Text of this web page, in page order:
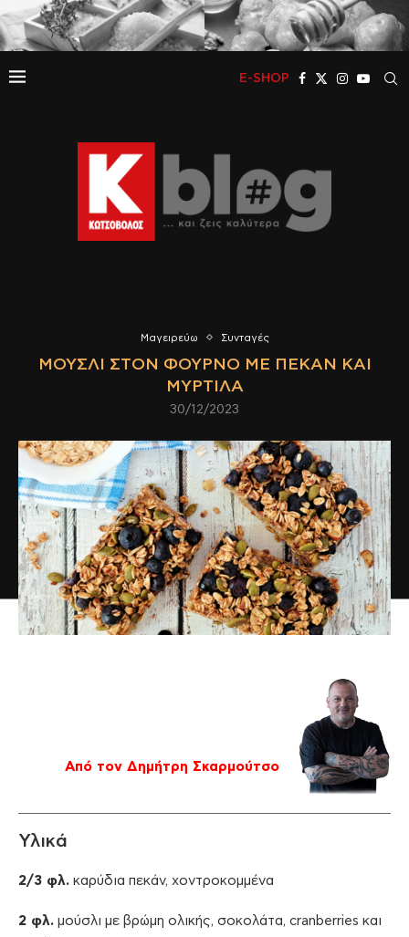
E-SHOP
Μαγειρεύω Συνταγές
ΜΟΥΣΛΙ ΣΤΟΝ ΦΟΥΡΝΟ ΜΕ ΠΕΚΑΝ ΚΑΙ
ΜΥΡΤΙΛΑ
30/12/2023
Από τον Δημήτρη Σκαρμούτσο
Υλικά
2/3 φλ. καρύδια πεκάν, χοντροκομμένα
2 φλ. μούσλι με βρώμη ολικής, σοκολάτα, cranberries και